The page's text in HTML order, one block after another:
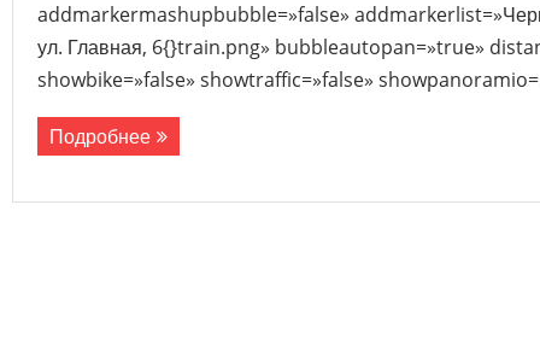
addmarkermashupbubble=»false»
ул. Главная, 6{}train.png» bubbleautopan=»true»
showbike=»false» showtraffic=»false»
Подробнее